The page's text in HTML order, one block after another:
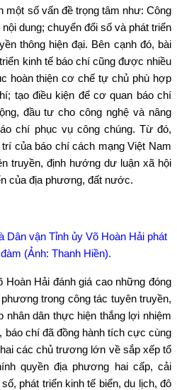
một số vấn đề trọng tâm như: Công
dung; chuyển đổi số và phát triển
thông hiện đại. Bên cạnh đó, bài
kinh tế báo chí cũng được nhiều
hoàn thiện cơ chế tự chủ phù hợp
tạo điều kiện để cơ quan báo chí
đầu tư cho công nghệ và nâng
chí phục vụ công chúng. Từ đó,
của báo chí cách mạng Việt Nam
truyền, định hướng dư luận xã hội
của địa phương, đất nước.
Dân vận Tỉnh ủy Võ Hoàn Hải phát
(Ảnh: Thanh Hiền).
Hoàn Hải đánh giá cao những đóng
trong công tác tuyên truyền,
nhân dân thực hiện thắng lợi nhiệm
báo chí đã đồng hành tích cực cùng
các chủ trương lớn về sắp xếp tổ
quyền địa phương hai cấp, cải
phát triển kinh tế biển, du lịch, đô